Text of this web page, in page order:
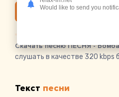
Скачать песню ПЕСНЯ -
слушать в качестве 320 kbps
Текст песни
Would like to send you